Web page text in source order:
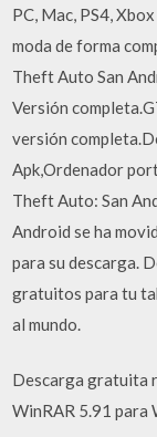
PC, Mac, PS4,
moda de forma
Theft Auto San
Versión
versión
Apk,Ordenador
Theft Auto: San
Android se ha
para su descarga.
gratuitos para tu
al mundo.
Descarga gratuita
WinRAR 5.91 para